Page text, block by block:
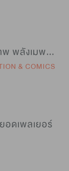
เกิดใหม่เป็นลูกเทพ พลังเมพอย่าบอกใคร
& COMICS
ดเพลเยอร์